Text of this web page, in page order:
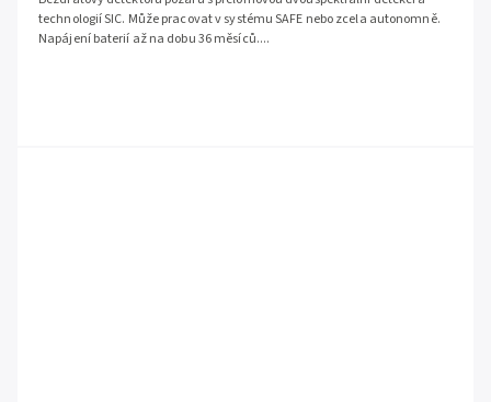
technologií SIC. Může pracovat v systému SAFE nebo zcela autonomně.
Napájení baterií až na dobu 36 měsíců....